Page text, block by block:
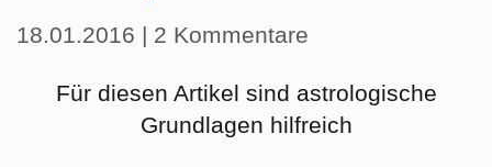
18.01.2016 | 2 Kommentare
Für diesen Artikel sind astrologische
Grundlagen hilfreich